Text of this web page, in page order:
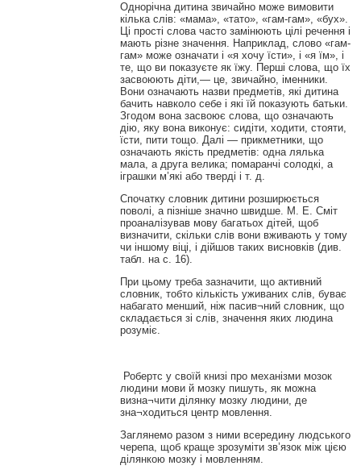
Однорічна дитина звичайно може вимовити
кілька слів: «мама», «тато», «гам-гам», «бух».
Ці прості слова часто замінюють цілі речення і
мають різне значення. Наприклад, слово «гам-
гам» може означати і «я хочу їсти», і «я їм», і
те, що ви показуєте як їжу. Перші слова, що їх
засвоюють діти,— це, звичайно, іменники.
Вони означають назви предметів, які дитина
бачить навколо себе і які їй показують батьки.
Згодом вона засвоює слова, що означають
дію, яку вона виконує: сидіти, ходити, стояти,
їсти, пити тощо. Далі — прикметники, що
означають якість предметів: одна лялька
мала, а друга велика; помаранчі солодкі, а
іграшки м’які або тверді і т. д.
Спочатку словник дитини розширюється
поволі, а пізніше значно швидше. М. Е. Сміт
проаналізував мову багатьох дітей, щоб
визначити, скільки слів вони вживають у тому
чи іншому віці, і дійшов таких висновків (див.
табл. на с. 16).
При цьому треба зазначити, що активний
словник, тобто кількість уживаних слів, буває
набагато менший, ніж пасив¬ний словник, що
складається зі слів, значення яких людина
розуміє.
Робертс у своїй книзі про механізми мозок
людини мови й мозку пишуть, як можна
визна¬чити ділянку мозку людини, де
зна¬ходиться центр мовлення.
Заглянемо разом з ними всередину людського
черепа, щоб краще зрозуміти зв’язок між цією
ділянкою мозку і мовленням.